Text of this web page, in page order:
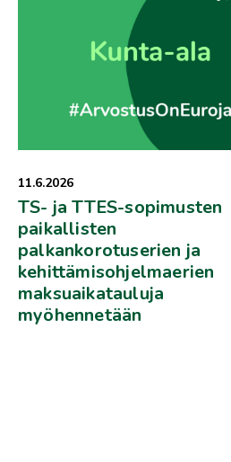
11.6.2026
TS- ja TTES-sopimusten
paikallisten
palkankorotuserien ja
kehittämisohjelmaerien
maksuaikatauluja
myöhennetään